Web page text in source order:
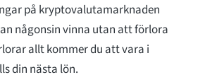
på kryptovalutamarknaden
någonsin vinna utan att förlora
allt kommer du att vara i
din nästa lön.